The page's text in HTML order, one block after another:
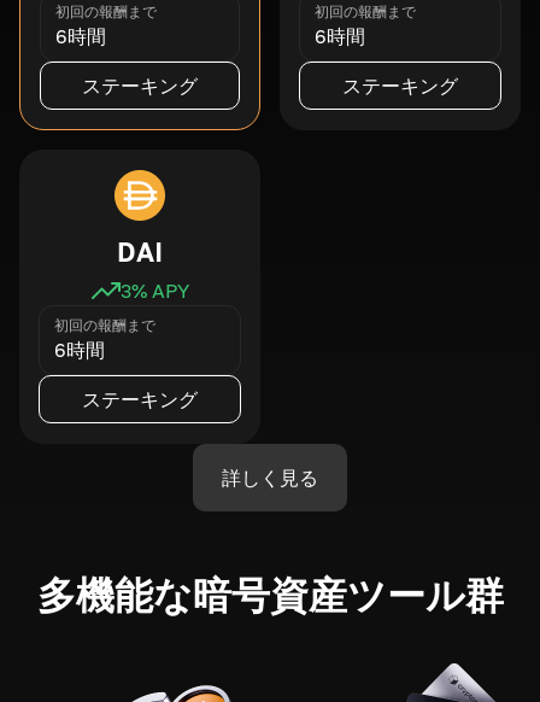
初回の報酬まで
6時間
ステーキング
初回の報酬まで
6時間
ステーキング
DAI
3% APY
初回の報酬まで
6時間
ステーキング
詳しく見る
多機能な暗号資産ツール群